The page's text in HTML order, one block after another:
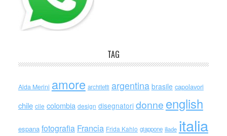
TAG
Alda Merini amore architetti argentina brasile capolavori
chile cile colombia design disegnatori donne english
espana fotografia Francia Frida Kahlo giappone iliade italia